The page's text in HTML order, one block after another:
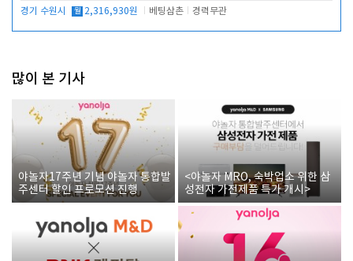
경기 수원시 월 2,316,930원 베팅삼촌 경력무관
많이 본 기사
야놀자17주년 기념 야놀자 통합발
주센터 할인 프로모션 진행
<야놀자 MRO, 숙박업소 위한 삼
성전자 가전제품 특가 개시>